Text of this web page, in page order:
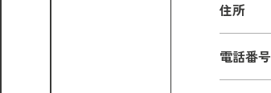
住所
電話番号